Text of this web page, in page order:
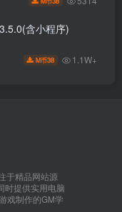
含小程序)
M币38 1.1W+
于精品网站源
时提供实用电脑
戏制作的GM学